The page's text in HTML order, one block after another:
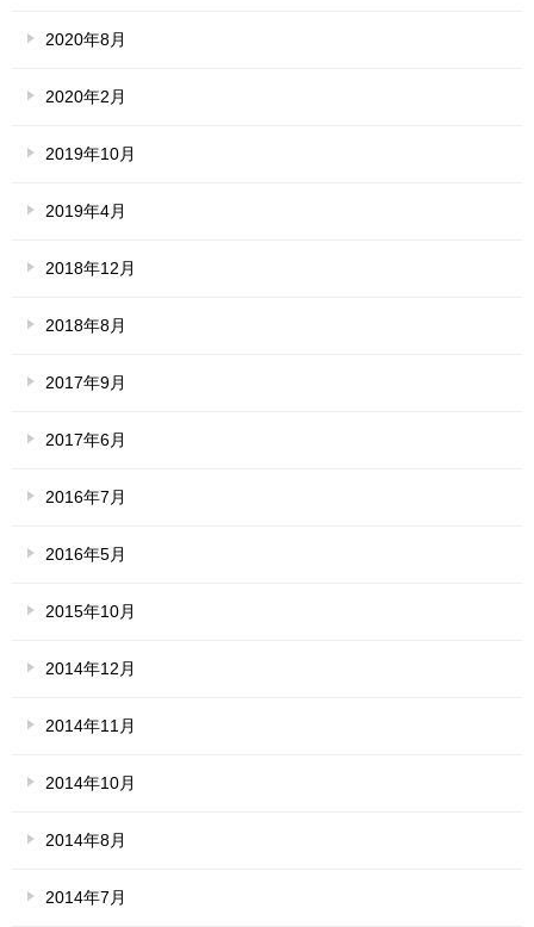
2020年8月
2020年2月
2019年10月
2019年4月
2018年12月
2018年8月
2017年9月
2017年6月
2016年7月
2016年5月
2015年10月
2014年12月
2014年11月
2014年10月
2014年8月
2014年7月